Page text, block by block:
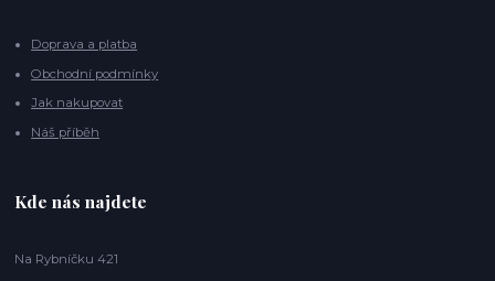
Doprava a platba
Obchodní podmínky
Jak nakupovat
Náš příběh
Kde nás najdete
Na Rybníčku 421